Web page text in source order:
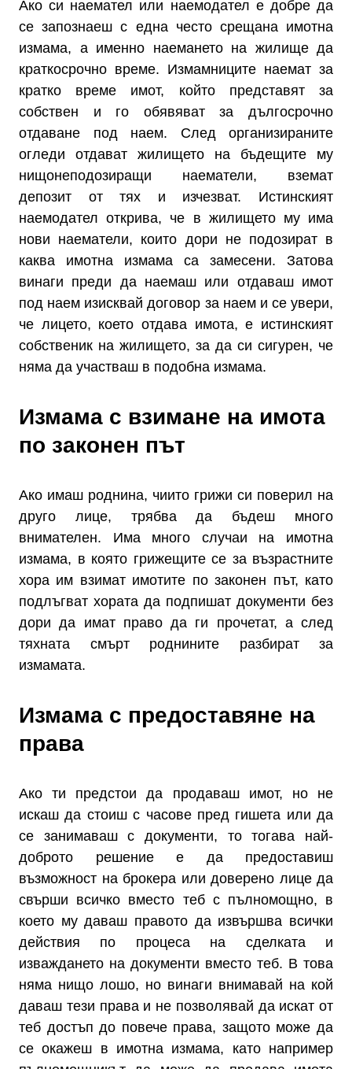
Ако си наемател или наемодател е добре да
се запознаеш с една често срещана имотна
измама, а именно наемането на жилище да
краткосрочно време. Измамниците наемат за
кратко време имот, който представят за
собствен и го обявяват за дългосрочно
отдаване под наем. След организираните
огледи отдават жилището на бъдещите му
нищонеподозиращи наематели, вземат
депозит от тях и изчезват. Истинският
наемодател открива, че в жилището му има
нови наематели, които дори не подозират в
каква имотна измама са замесени. Затова
винаги преди да наемаш или отдаваш имот
под наем изисквай договор за наем и се увери,
че лицето, което отдава имота, е истинският
собственик на жилището, за да си сигурен, че
няма да участваш в подобна измама.
Измама с взимане на имота
по законен път
Ако имаш роднина, чиито грижи си поверил на
друго лице, трябва да бъдеш много
внимателен. Има много случаи на имотна
измама, в която грижещите се за възрастните
хора им взимат имотите по законен път, като
подлъгват хората да подпишат документи без
дори да имат право да ги прочетат, а след
тяхната смърт роднините разбират за
измамата.
Измама с предоставяне на
права
Ако ти предстои да продаваш имот, но не
искаш да стоиш с часове пред гишета или да
се занимаваш с документи, то тогава най-
доброто решение е да предоставиш
възможност на брокера или доверено лице да
свърши всичко вместо теб с пълномощно, в
което му даваш правото да извършва всички
действия по процеса на сделката и
изваждането на документи вместо теб. В това
няма нищо лошо, но винаги внимавай на кой
даваш тези права и не позволявай да искат от
теб достъп до повече права, защото може да
се окажеш в имотна измама, като например